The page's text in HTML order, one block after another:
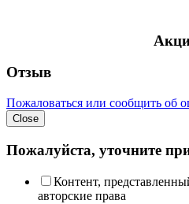
Отзыв
Пожаловаться или сообщить об
Close
Пожалуйста, уточните
Контент,
авторские права